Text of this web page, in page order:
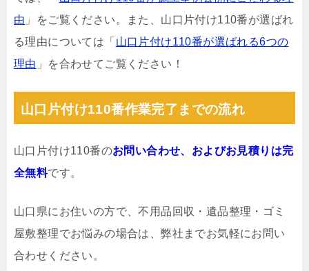
由 」をご覧ください。また、山口片付け110番が選ばれ
る理由については「 山口片付け110番が選ばれる6つの
理由 」を合わせてご覧ください！
山口片付け110番作業完了までの流れ
山口片付け110番のお問い合わせ、およびお見積りは完
全無料です。
山口県にお住いの方で、不用品回収・遺品整理・ゴミ
屋敷整理でお悩みの場合は、弊社までお気軽にお問い
合わせください。